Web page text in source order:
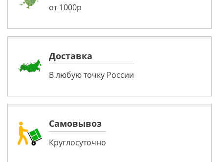
от 1000р
Доставка
В любую точку России
Самовывоз
Круглосуточно